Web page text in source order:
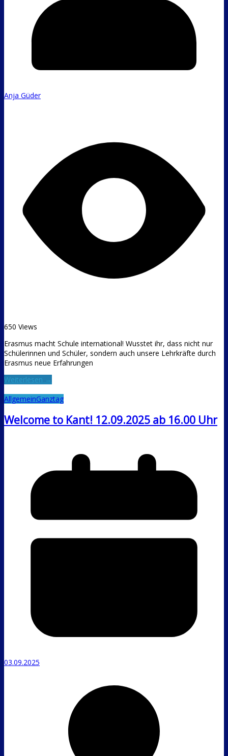
Anja Güder
650 Views
Erasmus macht Schule international! Wusstet ihr, dass nicht nur
Schülerinnen und Schüler, sondern auch unsere Lehrkräfte durch
Erasmus neue Erfahrungen
Weiterlesen →
AllgemeinGanztag
Welcome to Kant! 12.09.2025 ab 16.00 Uhr
03.09.2025